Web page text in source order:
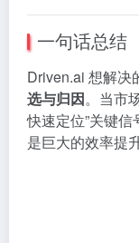
一句话总结
Driven.ai 想解决
选与归因。当市
快速定位”关键
是巨大的效率提升